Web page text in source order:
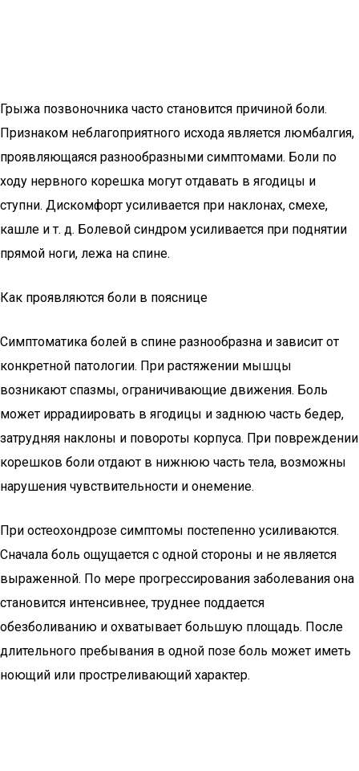
Грыжа позвоночника часто становится причиной боли.
Признаком неблагоприятного исхода является люмбалгия,
проявляющаяся разнообразными симптомами. Боли по
ходу нервного корешка могут отдавать в ягодицы и
ступни. Дискомфорт усиливается при наклонах, смехе,
кашле и т. д. Болевой синдром усиливается при поднятии
прямой ноги, лежа на спине.
Как проявляются боли в пояснице
Симптоматика болей в спине разнообразна и зависит от
конкретной патологии. При растяжении мышцы
возникают спазмы, ограничивающие движения. Боль
может иррадиировать в ягодицы и заднюю часть бедер,
затрудняя наклоны и повороты корпуса. При повреждении
корешков боли отдают в нижнюю часть тела, возможны
нарушения чувствительности и онемение.
При остеохондрозе симптомы постепенно усиливаются.
Сначала боль ощущается с одной стороны и не является
выраженной. По мере прогрессирования заболевания она
становится интенсивнее, труднее поддается
обезболиванию и охватывает большую площадь. После
длительного пребывания в одной позе боль может иметь
ноющий или простреливающий характер.